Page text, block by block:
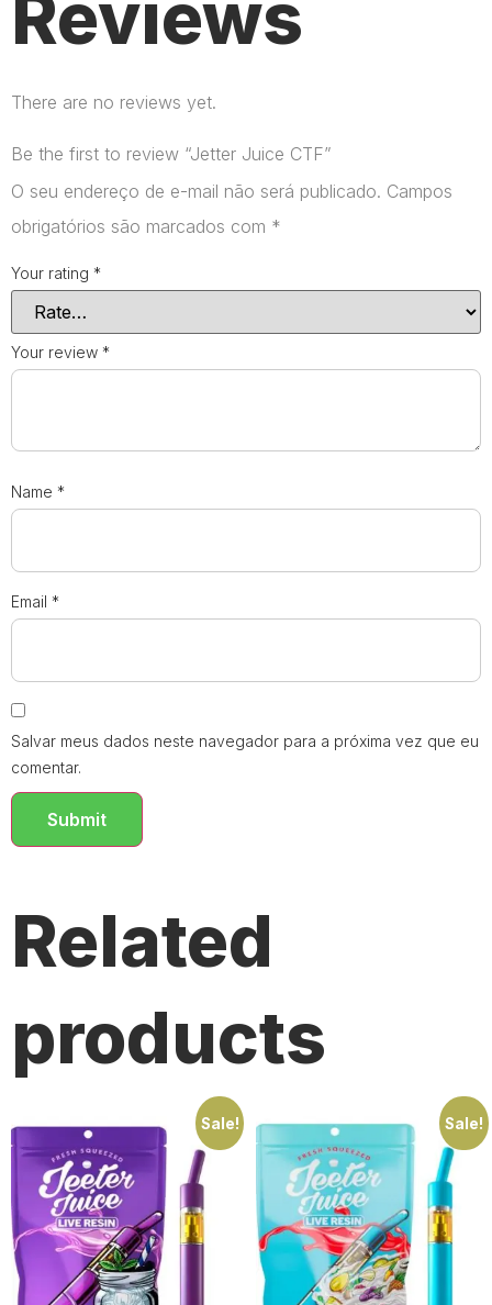
Reviews
There are no reviews yet.
Be the first to review “Jetter Juice CTF”
O seu endereço de e-mail não será publicado. Campos
obrigatórios são marcados com *
Your rating *
Your review *
Name *
Email *
Salvar meus dados neste navegador para a próxima vez que eu
comentar.
Related
products
Sale! Sale!